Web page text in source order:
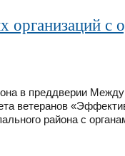
организаций с
в преддверии
ветеранов
района с